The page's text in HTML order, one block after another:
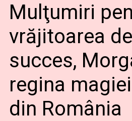
Mulţumiri
vrăjitoarea
succes,
regina
din România